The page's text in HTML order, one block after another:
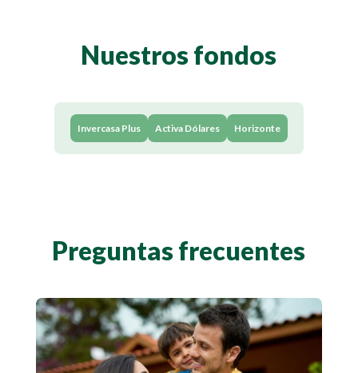
Nuestros fondos
Invercasa Plus Activa Dólares Horizonte
Preguntas frecuentes